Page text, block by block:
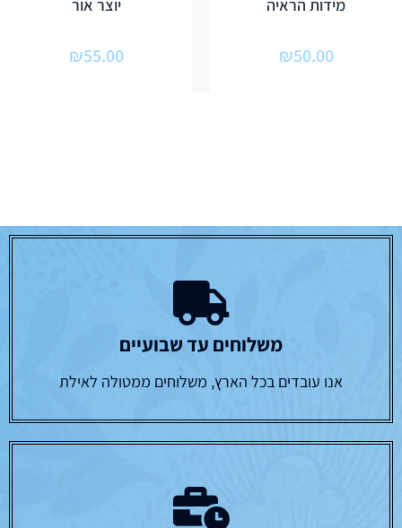
מידות הראיה
₪50.00
יוצר אור
₪55.00
משלוחים עד שבועיים
אנו עובדים בכל הארץ, משלוחים ממטולה לאילת